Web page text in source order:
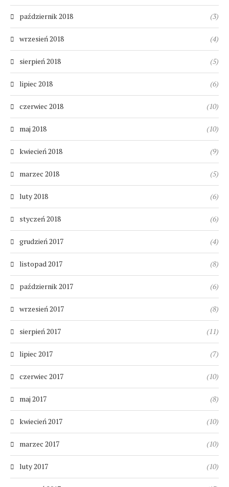
październik 2018 (3)
wrzesień 2018 (4)
sierpień 2018 (5)
lipiec 2018 (6)
czerwiec 2018 (10)
maj 2018 (10)
kwiecień 2018 (9)
marzec 2018 (5)
luty 2018 (6)
styczeń 2018 (6)
grudzień 2017 (4)
listopad 2017 (8)
październik 2017 (6)
wrzesień 2017 (8)
sierpień 2017 (11)
lipiec 2017 (7)
czerwiec 2017 (10)
maj 2017 (8)
kwiecień 2017 (10)
marzec 2017 (10)
luty 2017 (10)